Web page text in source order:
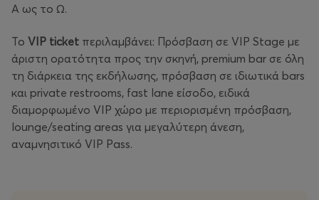
Α ως το Ω.
Το VIP ticket περιλαμβάνει: Πρόσβαση σε VIP Stage με
άριστη ορατότητα προς την σκηνή, premium bar σε όλη
τη διάρκεια της εκδήλωσης, πρόσβαση σε ιδιωτικά bars
και private restrooms, fast lane είσοδο, ειδικά
διαμορφωμένο VIP χώρο με περιορισμένη πρόσβαση,
lounge/seating areas για μεγαλύτερη άνεση,
αναμνησιτικό VIP Pass.